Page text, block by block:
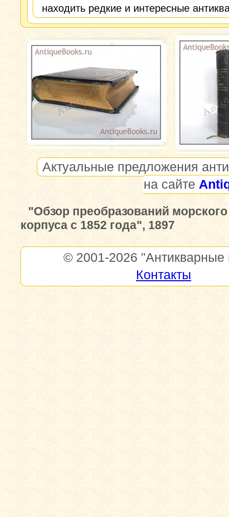
находить редкие и интересные
Актуальные предложения
на сайте
"Обзор преобразований морского
корпуса с 1852 года", 1897
© 2001-2026 "Антикварные
Контакты